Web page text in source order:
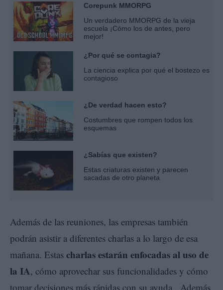
Corepunk MMORPG
Un verdadero MMORPG de la vieja
escuela ¡Cómo los de antes, pero
mejor!
¿Por qué se contagia?
La ciencia explica por qué el bostezo es
contagioso
¿De verdad hacen esto?
Costumbres que rompen todos los
esquemas
¿Sabías que existen?
Estas criaturas existen y parecen
sacadas de otro planeta
Además de las reuniones, las empresas también
podrán asistir a diferentes charlas a lo largo de esa
mañana. Estas charlas estarán enfocadas al uso de
la IA, cómo aprovechar sus funcionalidades y cómo
tomar decisiones más rápidas con su ayuda. Además,